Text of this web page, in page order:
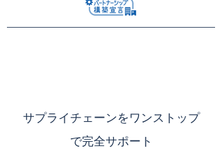
​サプライチェーンをワンストップ
で完全サポート